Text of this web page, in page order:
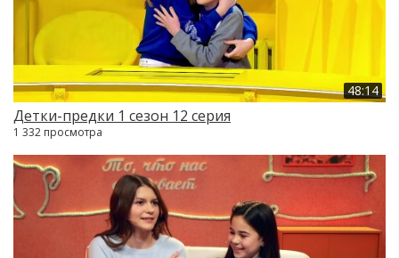
48:14
Детки-предки 1 сезон 12 серия
1 332 просмотра